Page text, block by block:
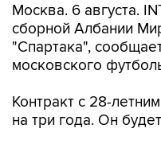
Москва. 6 августа.
сборной Албании
"Спартака",
московского
Контракт с 28-
на три года. Он